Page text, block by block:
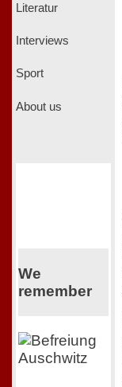
Literatur
Interviews
Sport
About us
We
remember